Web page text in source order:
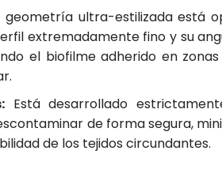
ultra-estilizada está
extremadamente fino y su
el biofilme adherido en
Está desarrollado
de forma segura,
de los tejidos circundantes.